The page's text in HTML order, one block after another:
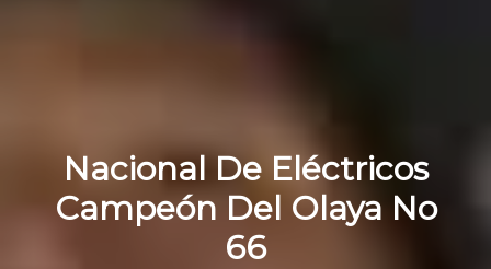
Nacional De Eléctricos
Campeón Del Olaya No
66